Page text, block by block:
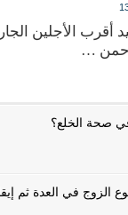
أقرب الأجلين
…
صحة الخلع؟
الزوج في العدة ثم